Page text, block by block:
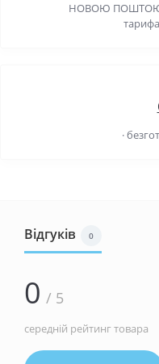
НОВОЮ ПОШТОЮ,
·
Відгуків 0
0 / 5
середній рейтинг товара